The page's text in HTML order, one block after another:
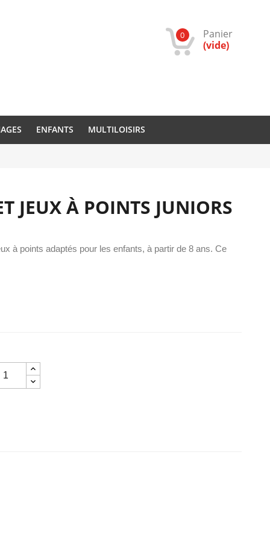
Panier
0
(vide)
ENFANTS MULTILOISIRS
JEUX À POINTS JUNIORS
à points adaptés pour les enfants, à partir de 8 ans. Ce